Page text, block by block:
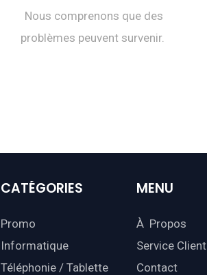
Nous comprenons que des
problèmes peuvent survenir.
CATÉGORIES
Promo
Informatique
Téléphonie / Tablette
MENU
À Propos
Service Client
Contact